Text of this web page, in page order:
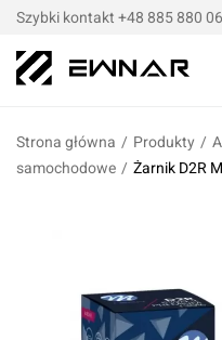
Szybki kontakt +48 885 880
Strona główna / Produkty /
samochodowe / Żarnik D2R